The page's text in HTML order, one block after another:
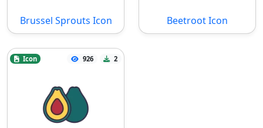
Brussel Sprouts Icon Beetroot Icon
Icon 926 2